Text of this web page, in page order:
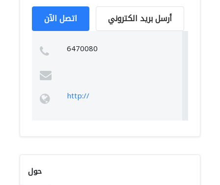
اتصل الآن أرسل بريد الكتروني
6470080
http://
حول